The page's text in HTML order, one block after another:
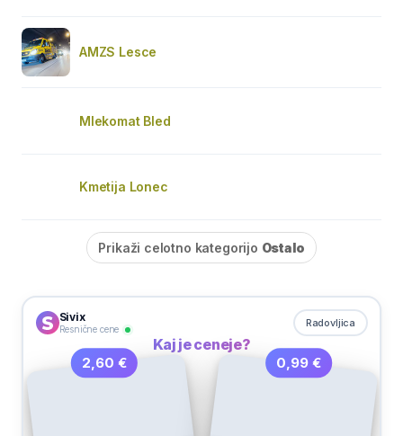
AMZS Lesce
Mlekomat Bled
Kmetija Lonec
Prikaži celotno kategorijo Ostalo
Sivix
Resnične cene
Radovljica
Kaj je ceneje?
2,60 € 0,99 €